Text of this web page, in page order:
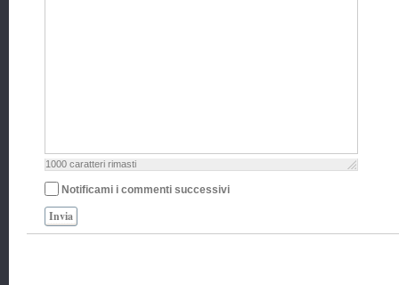
1000 caratteri rimasti
Notificami i commenti successivi
Invia